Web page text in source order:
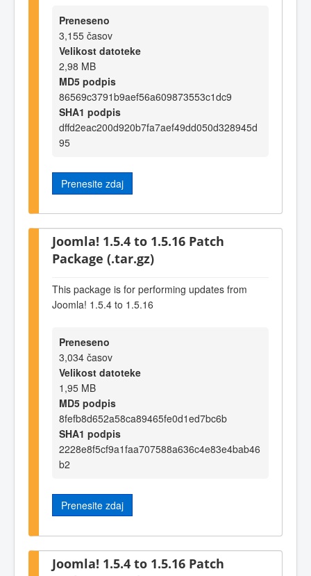
Preneseno
3,155 časov
Velikost datoteke
2,98 MB
MD5 podpis
86569c3791b9aef56a609873553c1dc9
SHA1 podpis
dffd2eac200d920b7fa7aef49dd050d328945d
95
Prenesite zdaj
Joomla! 1.5.4 to 1.5.16 Patch
Package (.tar.gz)
This package is for performing updates from
Joomla! 1.5.4 to 1.5.16
Preneseno
3,034 časov
Velikost datoteke
1,95 MB
MD5 podpis
8fefb8d652a58ca89465fe0d1ed7bc6b
SHA1 podpis
2228e8f5cf9a1faa707588a636c4e83e4bab46
b2
Prenesite zdaj
Joomla! 1.5.4 to 1.5.16 Patch